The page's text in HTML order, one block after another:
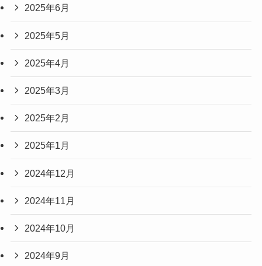
2025年6月
2025年5月
2025年4月
2025年3月
2025年2月
2025年1月
2024年12月
2024年11月
2024年10月
2024年9月